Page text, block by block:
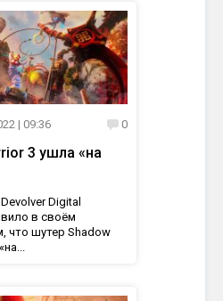
| 09:36 0
3 ушла «на
Digital
в своём
что шутер Shadow